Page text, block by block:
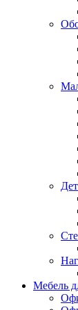
Мебель